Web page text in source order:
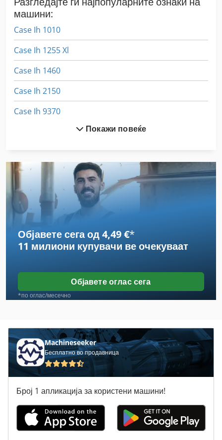
машини:
Case Ih 1010
Case Ih 1255 Xl
Case Ih 1460
Case Ih 2150
Case Ih 9370
Case Ih Cvx 1155
Case Ih Cvx 1190
Case Ih Cvx 1195
Case Ih Cvx 130
Case Ih Cvx 150
Case Ih Cvx 195
Case Ih Maxxum 110
Case Ih Maxxum 5120
Case Ih Maxxum 5140
Case Ih Mx 100 C
Case Ih Mx 110
Case Ih Mx 120
Покажи повеќе
Објавете сега од 4,49 €*
11 милиони купувачи ве очекуваат
Објавете оглас сега
*по оглас/месечно
Machineseeker
Бесплатно во продавница
Број 1 апликација за користени машини!